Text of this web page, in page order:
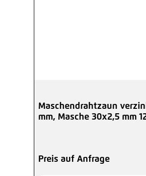
Maschendrahtzaun
mm, Masche 30x2,5 mm
Preis auf Anfrage